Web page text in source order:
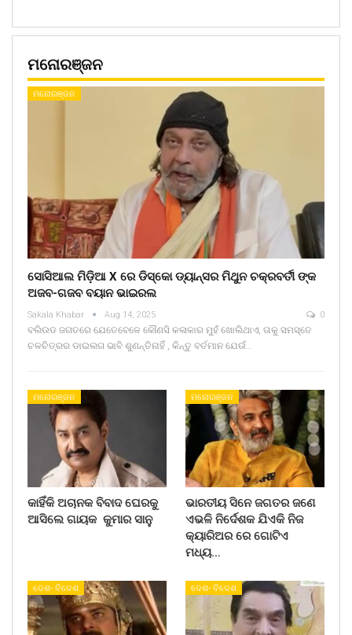
ମନୋରଞ୍ଜନ
ମନୋରଞ୍ଜନ
ସୋସିଆଲ ମିଡ଼ିଆ X ରେ ଡିସ୍କୋ ଡ୍ୟାନ୍ସର ମିଥୁନ ଚକ୍ରବର୍ତୀ ଙ୍କ
ଅଜବ-ଗଜବ ବୟାନ ଭାଇରଲ
Sakala Khabar Aug 14, 2025 0
ବଲିଉଡ ଜଗତରେ ଯେତେବେଳେ କୌଣସି କଳାକାର ମୁହଁ ଖୋଲିଥାଏ, ତାକୁ ସମସ୍ତେ
ଚଳଚିତ୍ରର ଡାଇଲଗ ଭାବି ଶୁଣନ୍ତିନାହିଁ , କିନ୍ତୁ ବର୍ତମାନ ଯେଉଁ…
ମନୋରଞ୍ଜନ
କାହିଁକି ଅଚାନକ ବିବାଦ ଘେରକୁ
ଆସିଲେ ଗାୟକ କୁମାର ସାନୁ
ମନୋରଞ୍ଜନ
ଭାରତୀୟ ସିନେ ଜଗତର ଜଣେ
ଏଭଳି ନିର୍ଦେଶକ ଯିଏକି ନିଜ
କ୍ୟାରିଅର ରେ ଗୋଟିଏ
ମଧ୍ୟ…
ଦେଶ- ବିଦେଶ ଦେଶ- ବିଦେଶ